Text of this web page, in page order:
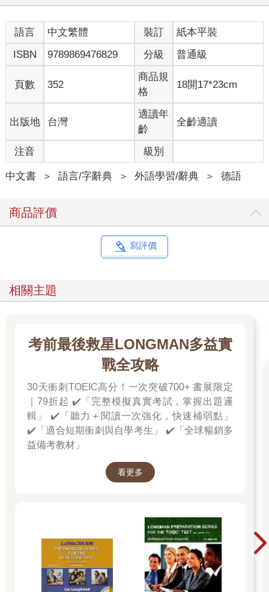
語言 中文繁體 裝訂
紙本平裝
ISBN
9789869476829 分級 普通級
頁數 352
商品規
格
18開17*23cm
出版地 台灣
適讀年
齡
全齡適讀
注音 級別
中文書 ＞ 語言/字辭典 ＞ 外語學習/辭典 ＞ 德語
商品評價
寫評價
相關主題
考前最後救星LONGMAN多益實
戰全攻略
30天衝刺TOEIC高分！一次突破700+ 書展限定
｜79折起 ✔️「完整模擬真實考試，掌握出題邏
輯」 ✔️「聽力＋閱讀一次強化，快速補弱點」
✔️「適合短期衝刺與自學考生」 ✔️「全球暢銷多
益備考教材」
看更多